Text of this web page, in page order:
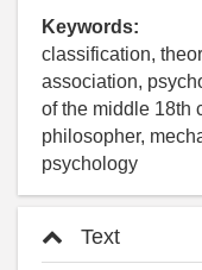
Keywords:
classification,
association,
of the middle 18th
philosopher,
psychology
Text